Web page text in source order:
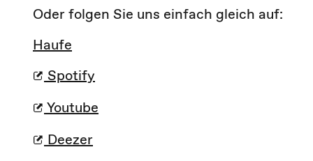
Oder folgen Sie uns einfach gleich auf:
Haufe
Spotify
Youtube
Deezer